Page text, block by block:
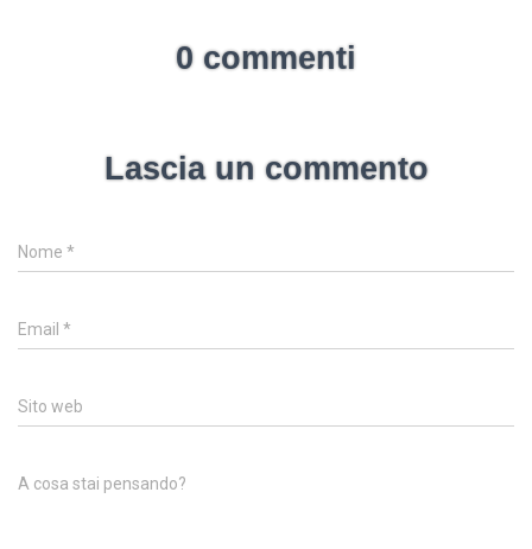
0 commenti
Lascia un commento
Nome *
Email *
Sito web
A cosa stai pensando?